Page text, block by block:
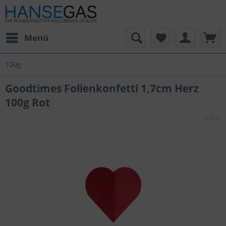
Menü
100g
Goodtimes Folienkonfetti 1,7cm Herz
100g Rot